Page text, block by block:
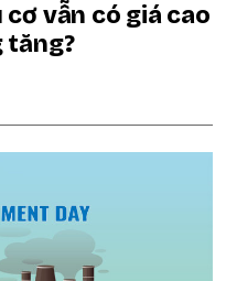
vẫn có giá cao
tăng?